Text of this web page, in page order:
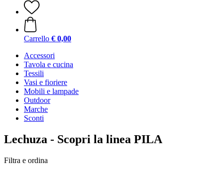
Carrello € 0,00
Accessori
Tavola e cucina
Tessili
Vasi e fioriere
Mobili e lampade
Outdoor
Marche
Sconti
Lechuza - Scopri la linea PILA
Filtra e ordina